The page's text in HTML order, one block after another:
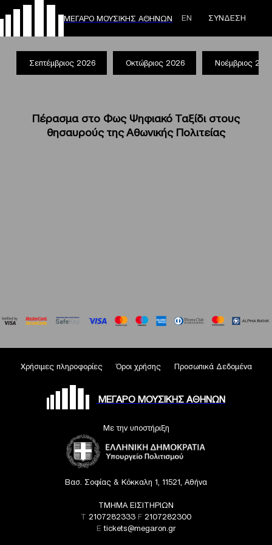
ΜΕΓΑΡΟ ΜΟΥΣΙΚΗΣ ΑΘΗΝΩΝ ΕΝ ΣΥΝΔΕΣΗ
Σεπτέμβριος 2026 Οκτώβριος 2026 Νοέμβριος
Πέρασμα στο Φως Ψηφιακό Ταξίδι στους
θησαυρούς της Αθωνικής Πολιτείας
Χρήσιμες πληροφορίες Όροι χρήσης Προσωπικά Δεδομένα
ΜΕΓΑΡΟ ΜΟΥΣΙΚΗΣ ΑΘΗΝΩΝ
Με την υποστήριξη
Βασ. Σοφίας & Κόκκαλη 1, 11521, Αθήνα
ΤΜΗΜΑ ΕΙΣΙΤΗΡΙΩΝ
T 2107282333 F 2107282300
Etickets@megaron.gr